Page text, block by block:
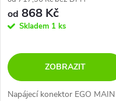
od 868 Kč
Skladem 1 ks
ZOBRAZIT
Napájecí konektor EGO MAIN